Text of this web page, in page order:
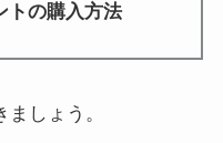
トの購入方法
しょう。